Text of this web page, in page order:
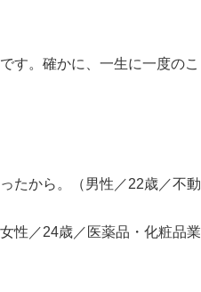
す。確かに、一生に一度のこ
たから。（男性／22歳／不動
性／24歳／医薬品・化粧品業